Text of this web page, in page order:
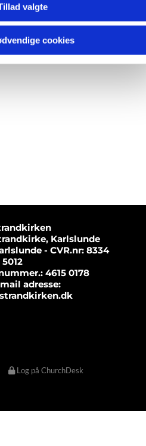
valgte
cookies
Karlslunde
- CVR.nr: 8334
5012
4615 0178
adresse:
Log på ChurchDesk